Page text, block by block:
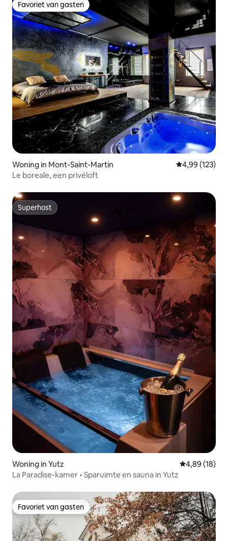
Favoriet van gasten
Favoriet van gasten
Woning in Mont-Saint-Martin Gemiddelde
4,99 (123)
Le boreale, een privéloft
Superhost
Superhost
Woning in Yutz Gemiddelde
4,89 (18)
La Paradise-kamer • Sparuimte en sauna in Yutz
Favoriet van gasten
Favoriet van gasten